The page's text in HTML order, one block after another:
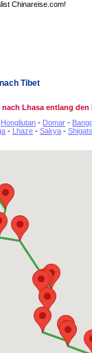
Tibet
Lhasa entlang den
Hongliutan - Domar -
- Lhaze - Sakya -